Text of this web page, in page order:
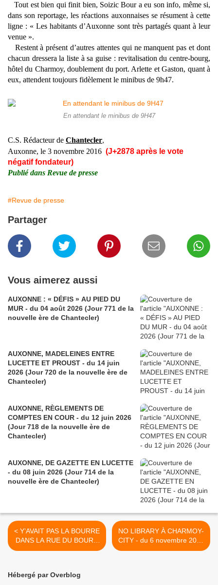
Tout est bien qui finit bien, Soizic Bour a eu son info, même si,
dans son reportage, les réactions auxonnaises se résument à cette
ligne : « Les habitants d’Auxonne sont très partagés quant à leur
venue ».
Restent à présent d’autres attentes qui ne manquent pas et dont
chacun dressera la liste à sa guise : revitalisation du centre-bourg,
hôtel du Charmoy, doublement du port. Arlette et Gaston, quant à
eux, attendent toujours fidèlement le minibus de 9h47.
En attendant le minibus de 9H47
C.S. Rédacteur de Chantecler,
Auxonne, le 3 novembre 2016 (J+2878 après le vote
négatif fondateur)
Publié dans Revue de presse
#Revue de presse
Partager
Vous aimerez aussi
AUXONNE : « DÉFIS » AU PIED DU
MUR - du 04 août 2026 (Jour 771 de la
nouvelle ère de Chantecler)
AUXONNE, MADELEINES ENTRE
LUCETTE ET PROUST - du 14 juin
2026 (Jour 720 de la nouvelle ère de
Chantecler)
AUXONNE, RÈGLEMENTS DE
COMPTES EN COUR - du 12 juin 2026
(Jour 718 de la nouvelle ère de
Chantecler)
AUXONNE, DE GAZETTE EN LUCETTE
- du 08 juin 2026 (Jour 714 de la
nouvelle ère de Chantecler)
< Y’AVAIT PAS LA BOURRE
DANS LA RUE DU BOURG
- du 1er novembre 2016
NO LIBRARY À CHARMOY-
CITY - du 6 novembre 2016
(J+2881 après le vote
Hébergé par Overblog